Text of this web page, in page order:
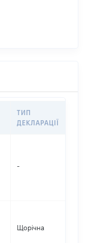
ТИП
ДЕКЛАРАЦІЇ
-
Щорічна